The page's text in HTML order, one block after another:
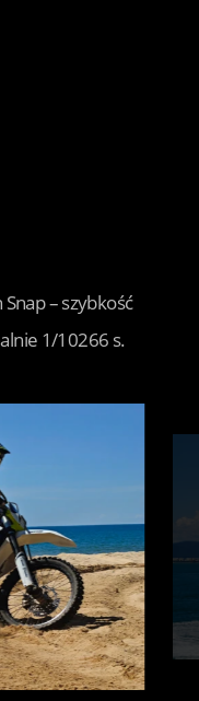
– szybkość
1/10266 s.